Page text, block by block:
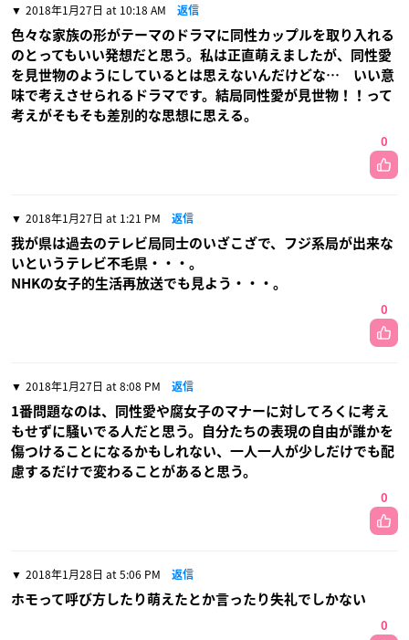
2018年1月27日 at 10:18 AM 返信
色々な家族の形がテーマのドラマに同性カップルを取り入れる
のとってもいい発想だと思う。私は正直萌えましたが、同性愛
を見世物のようにしているとは思えないんだけどな… いい意
味で考えさせられるドラマです。結局同性愛が見世物！！って
考えがそもそも差別的な思想に思える。
0
2018年1月27日 at 1:21 PM 返信
我が県は過去のテレビ局同士のいざこざで、フジ系局が出来な
いというテレビ不毛県・・・。
NHKの女子的生活再放送でも見よう・・・。
0
2018年1月27日 at 8:08 PM 返信
1番問題なのは、同性愛や腐女子のマナーに対してろくに考え
もせずに騒いでる人だと思う。自分たちの表現の自由が誰かを
傷つけることになるかもしれない、一人一人が少しだけでも配
慮するだけで変わることがあると思う。
0
2018年1月28日 at 5:06 PM 返信
ホモって呼び方したり萌えたとか言ったり失礼でしかない
0